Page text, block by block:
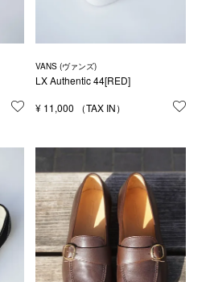
お気に入りに登録する
VANS (ヴァンズ)
LX Authentic 44[RED]
¥ 11,000